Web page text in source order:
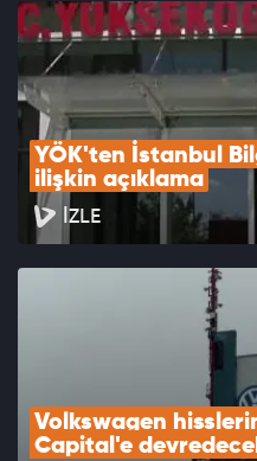
YÖK'ten İstanbul
ilişkin açıklama
İZLE
Volkswagen
Capital'e